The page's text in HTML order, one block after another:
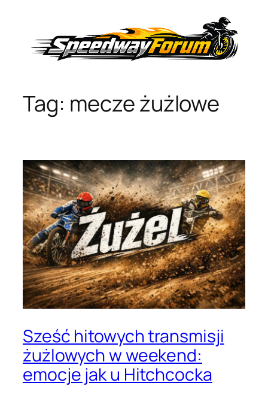
Tag: mecze żużlowe
Sześć hitowych transmisji
żużlowych w weekend:
emocje jak u Hitchcocka